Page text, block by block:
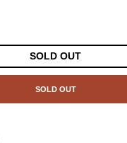
SOLD OUT
SOLD OUT